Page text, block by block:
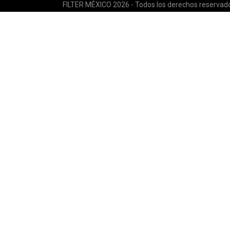
FILTER MÉXICO 2026 - Todos los derechos